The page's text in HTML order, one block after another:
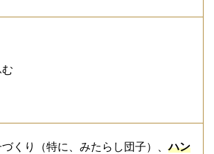
くり（特に、みたらし団子）、ハン